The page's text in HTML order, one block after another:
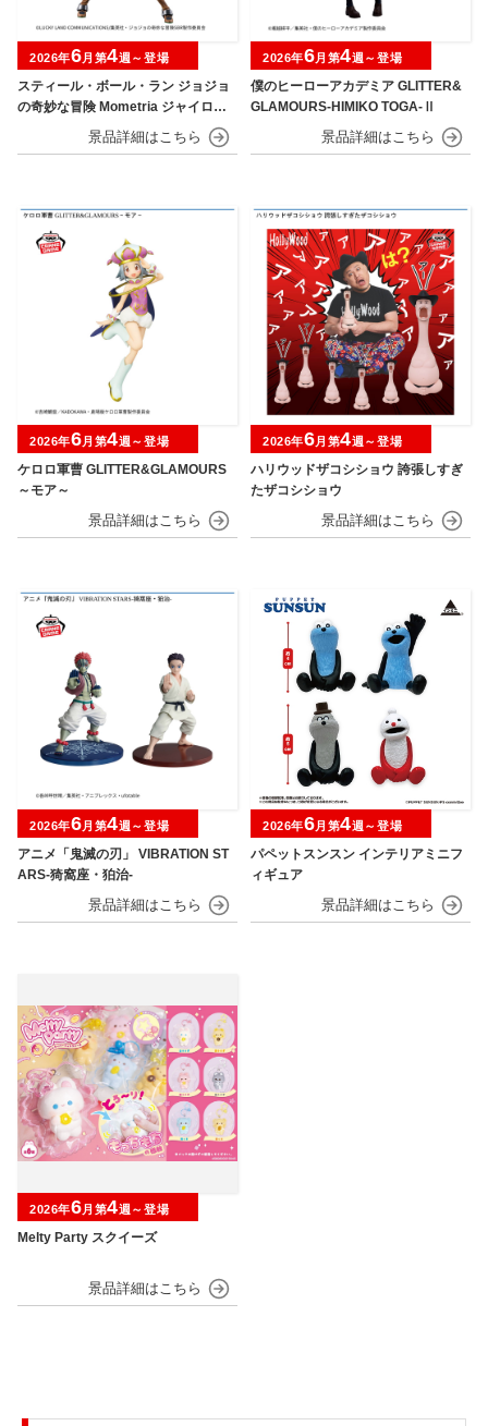
スティール・ボール・ラン ジョジョ
の奇妙な冒険 Mometria ジャイロ・
2026年6月第4週～登場
僕のヒーローアカデミア GLITTER&
GLAMOURS-HIMIKO TOGA-Ⅱ
2026年6月第4週～登場
ケロロ軍曹 GLITTER&GLAMOURS
～モア～
2026年6月第4週～登場
ハリウッドザコシショウ 誇張しすぎ
たザコシショウ
2026年6月第4週～登場
アニメ「鬼滅の刃」 VIBRATION ST
ARS-猗窩座・狛治-
2026年6月第4週～登場
パペットスンスン インテリアミニフ
ィギュア
2026年6月第4週～登場
Melty Party スクイーズ
2026年6月第4週～登場